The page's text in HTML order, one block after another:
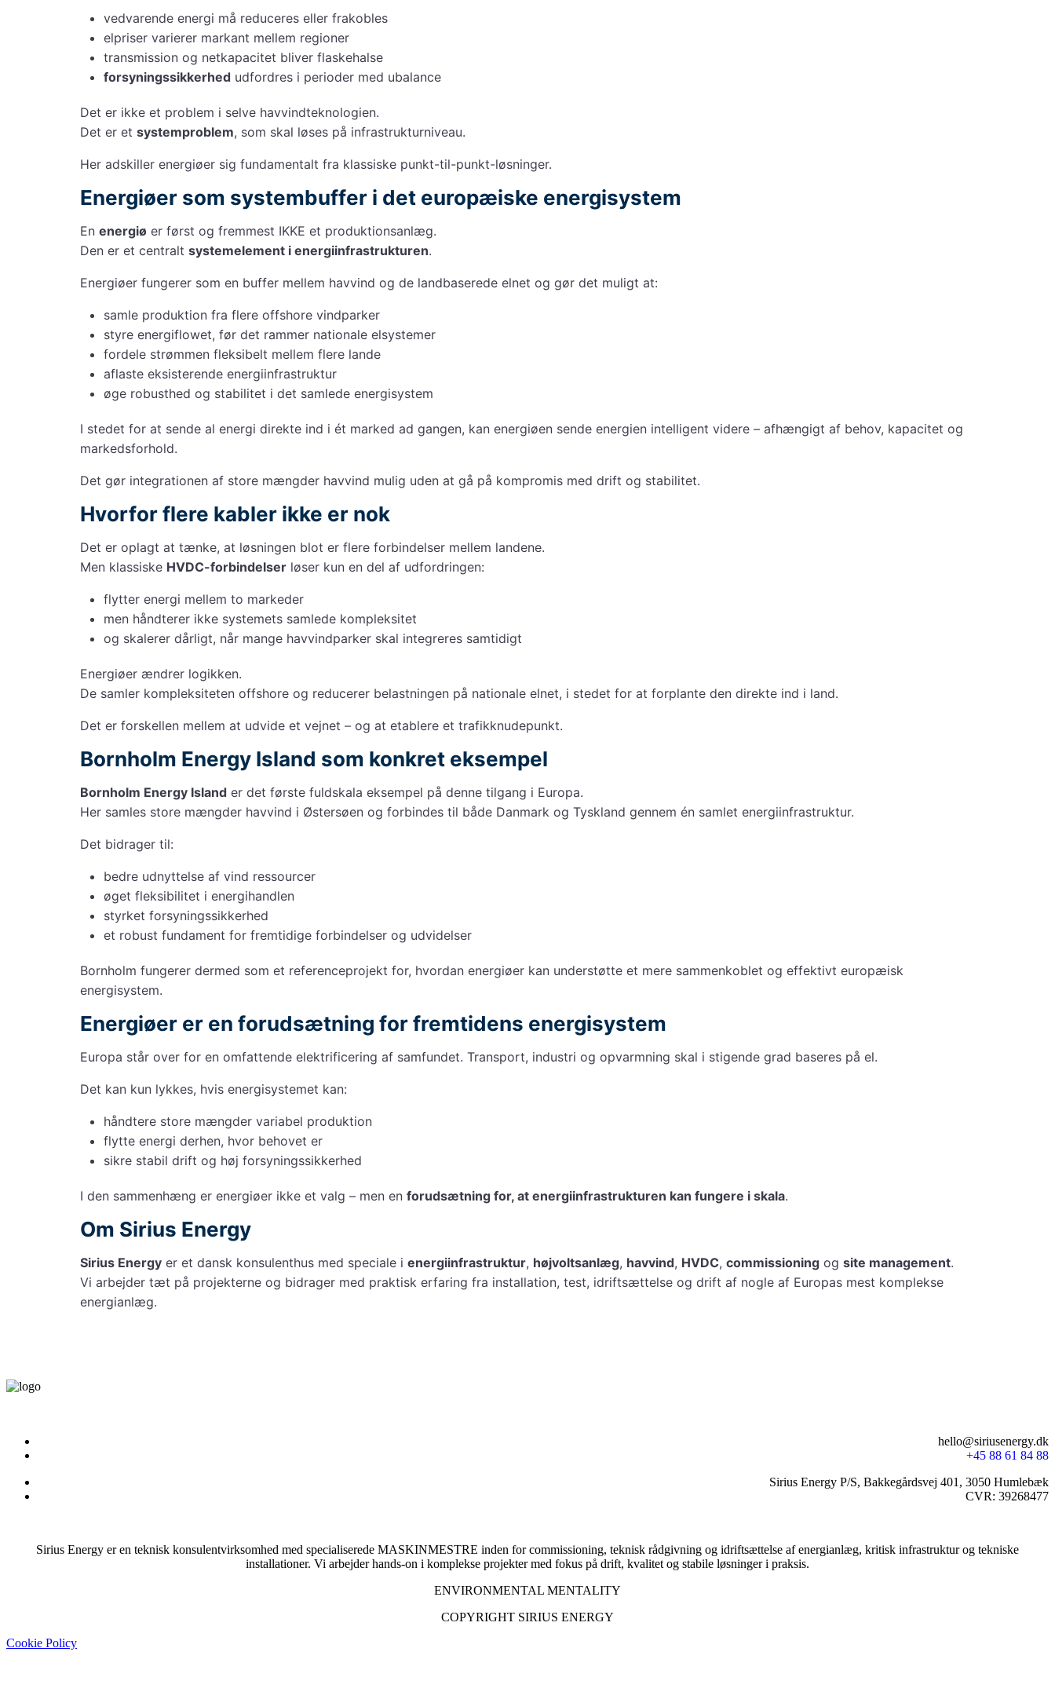
vedvarende energi må reduceres eller frakobles
elpriser varierer markant mellem regioner
transmission og netkapacitet bliver flaskehalse
forsyningssikkerhed udfordres i perioder med ubalance
Det er ikke et problem i selve havvindteknologien.
Det er et systemproblem, som skal løses på infrastrukturniveau.
Her adskiller energiøer sig fundamentalt fra klassiske punkt-til-punkt-løsninger.
Energiøer som systembuffer i det europæiske energisystem
En energiø er først og fremmest IKKE et produktionsanlæg.
Den er et centralt systemelement i energiinfrastrukturen.
Energiøer fungerer som en buffer mellem havvind og de landbaserede elnet og gør det muligt at:
samle produktion fra flere offshore vindparker
styre energiflowet, før det rammer nationale elsystemer
fordele strømmen fleksibelt mellem flere lande
aflaste eksisterende energiinfrastruktur
øge robusthed og stabilitet i det samlede energisystem
I stedet for at sende al energi direkte ind i ét marked ad gangen, kan energiøen sende energien intelligent videre – afhængigt af behov, kapacitet og
markedsforhold.
Det gør integrationen af store mængder havvind mulig uden at gå på kompromis med drift og stabilitet.
Hvorfor flere kabler ikke er nok
Det er oplagt at tænke, at løsningen blot er flere forbindelser mellem landene.
Men klassiske HVDC-forbindelser løser kun en del af udfordringen:
flytter energi mellem to markeder
men håndterer ikke systemets samlede kompleksitet
og skalerer dårligt, når mange havvindparker skal integreres samtidigt
Energiøer ændrer logikken.
De samler kompleksiteten offshore og reducerer belastningen på nationale elnet, i stedet for at forplante den direkte ind i land.
Det er forskellen mellem at udvide et vejnet – og at etablere et trafikknudepunkt.
Bornholm Energy Island som konkret eksempel
Bornholm Energy Island er det første fuldskala eksempel på denne tilgang i Europa.
Her samles store mængder havvind i Østersøen og forbindes til både Danmark og Tyskland gennem én samlet energiinfrastruktur.
Det bidrager til:
bedre udnyttelse af vind ressourcer
øget fleksibilitet i energihandlen
styrket forsyningssikkerhed
et robust fundament for fremtidige forbindelser og udvidelser
Bornholm fungerer dermed som et referenceprojekt for, hvordan energiøer kan understøtte et mere sammenkoblet og effektivt europæisk
energisystem.
Energiøer er en forudsætning for fremtidens energisystem
Europa står over for en omfattende elektrificering af samfundet. Transport, industri og opvarmning skal i stigende grad baseres på el.
Det kan kun lykkes, hvis energisystemet kan:
håndtere store mængder variabel produktion
flytte energi derhen, hvor behovet er
sikre stabil drift og høj forsyningssikkerhed
I den sammenhæng er energiøer ikke et valg – men en forudsætning for, at energiinfrastrukturen kan fungere i skala.
Om Sirius Energy
Sirius Energy er et dansk konsulenthus med speciale i energiinfrastruktur, højvoltsanlæg, havvind, HVDC, commissioning og site management.
Vi arbejder tæt på projekterne og bidrager med praktisk erfaring fra installation, test, idriftsættelse og drift af nogle af Europas mest komplekse
energianlæg.
hello@siriusenergy.dk
+45 88 61 84 88
Sirius Energy P/S, Bakkegårdsvej 401, 3050 Humlebæk
CVR: 39268477
Sirius Energy er en teknisk konsulentvirksomhed med specialiserede MASKINMESTRE inden for commissioning, teknisk rådgivning og idriftsættelse af energianlæg, kritisk infrastruktur og tekniske
installationer. Vi arbejder hands-on i komplekse projekter med fokus på drift, kvalitet og stabile løsninger i praksis.
ENVIRONMENTAL MENTALITY
COPYRIGHT SIRIUS ENERGY
Cookie Policy